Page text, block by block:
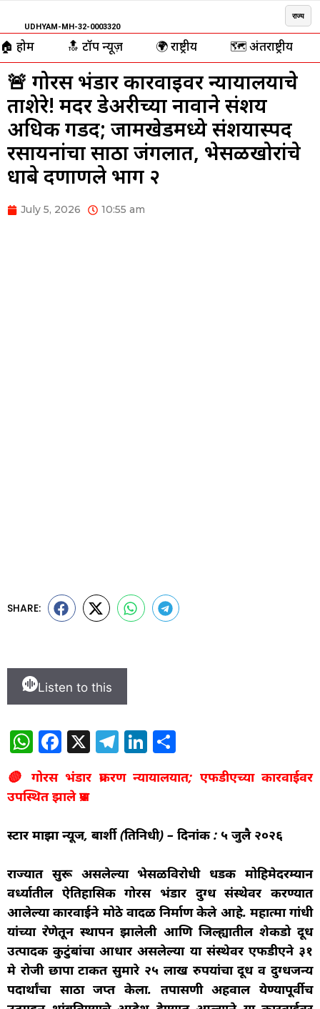
UDHYAM-MH-32-0003320
राज्य
🏠 होम 🔝 टॉप न्यूज़ 🌍 राष्ट्रीय 🗺️ अंतर्राष्ट्रीय
🚨 गोरस भंडार कारवाईवर न्यायालयाचे
ताशेरे! मदर डेअरीच्या नावाने संशय
अधिक गडद; जामखेडमध्ये संशयास्पद
रसायनांचा साठा जंगलात, भेसळखोरांचे
धाबे दणाणले भाग २
July 5, 2026 10:55 am
SHARE:
Listen to this
W
h
at
s
A
p
F
a
c
e
b
o
k
X T
e
ra
Li
k
dI
ar
🔴 गोरस भंडार प्रकरण न्यायालयात; एफडीएच्या कारवाईवर
उपस्थित झाले प्रश्न
स्टार माझा न्यूज, बार्शी (प्रतिनिधी) – दिनांक : ५ जुलै २०२६
राज्यात सुरू असलेल्या भेसळविरोधी धडक मोहिमेदरम्यान
वर्ध्यातील ऐतिहासिक गोरस भंडार दुग्ध संस्थेवर करण्यात
आलेल्या कारवाईने मोठे वादळ निर्माण केले आहे. महात्मा गांधी
यांच्या प्रेरणेतून स्थापन झालेली आणि जिल्ह्यातील शेकडो दूध
उत्पादक कुटुंबांचा आधार असलेल्या या संस्थेवर एफडीएने ३१
मे रोजी छापा टाकत सुमारे २५ लाख रुपयांचा दूध व दुग्धजन्य
पदार्थांचा साठा जप्त केला. तपासणी अहवाल येण्यापूर्वीच